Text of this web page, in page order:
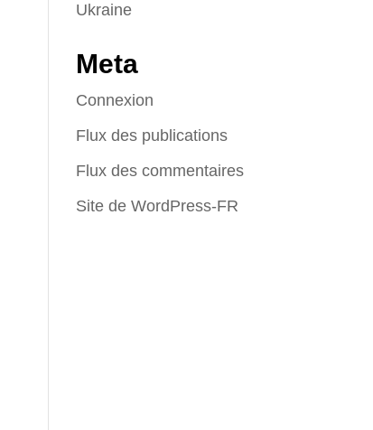
Ukraine
Meta
Connexion
Flux des publications
Flux des commentaires
Site de WordPress-FR